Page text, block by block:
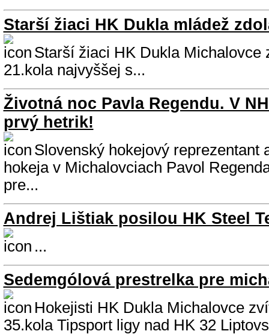
Starší žiaci HK Dukla mládež
Starší žiaci HK Dukla Michalovce
21.kola najvyššej s...
Životná noc Pavla Regendu. V
prvý hetrik!
Slovenský hokejový reprezentant
hokeja v Michalovciach Pavol
pre...
Andrej Lištiak posilou HK Steel
...
Sedemgólová prestrelka pre
Hokejisti HK Dukla Michalovce
35.kola Tipsport ligy nad HK 32